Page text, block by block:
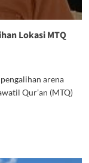
Lokasi MTQ
arena
Qur’an (MTQ)